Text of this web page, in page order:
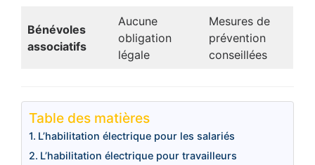
Bénévoles
associatifs
Aucune
obligation
légale
Mesures de
prévention
conseillées
Table des matières
L’habilitation électrique pour les salariés
L’habilitation électrique pour travailleurs